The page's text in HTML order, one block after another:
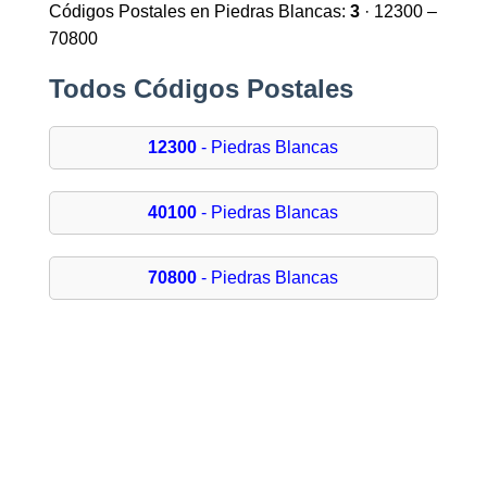
Códigos Postales en Piedras Blancas: 3· 12300 –
70800
Todos Códigos Postales
12300 - Piedras Blancas
40100 - Piedras Blancas
70800 - Piedras Blancas